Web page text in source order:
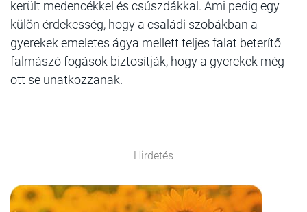
került medencékkel és csúszdákkal. Ami pedig egy
külön érdekesség, hogy a családi szobákban a
gyerekek emeletes ágya mellett teljes falat beterítő
falmászó fogások biztosítják, hogy a gyerekek még
ott se unatkozzanak.
Hirdetés